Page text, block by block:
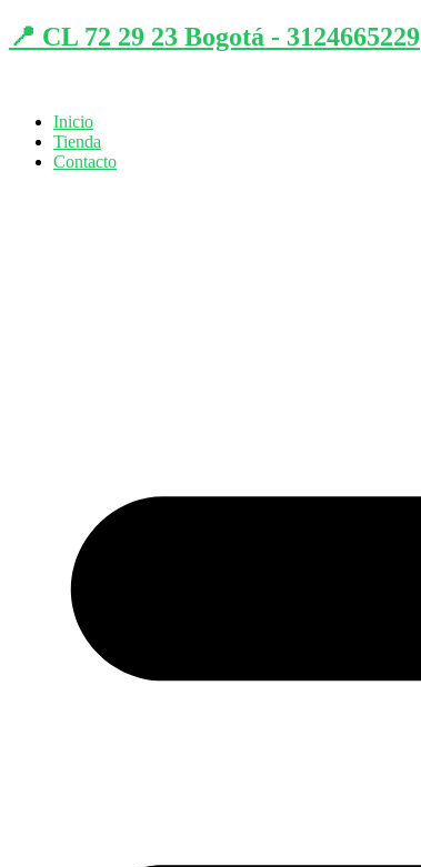
📍 CL 72 29 23 Bogotá - 3124665229
Inicio
Tienda
Contacto